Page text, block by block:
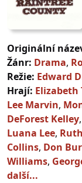
Originální
Žánr: Drama,
Režie: Edward
Hrají: Elizabeth
Lee Marvin,
DeForest Kelley,
Luana Lee,
Collins, Don
Williams,
další...